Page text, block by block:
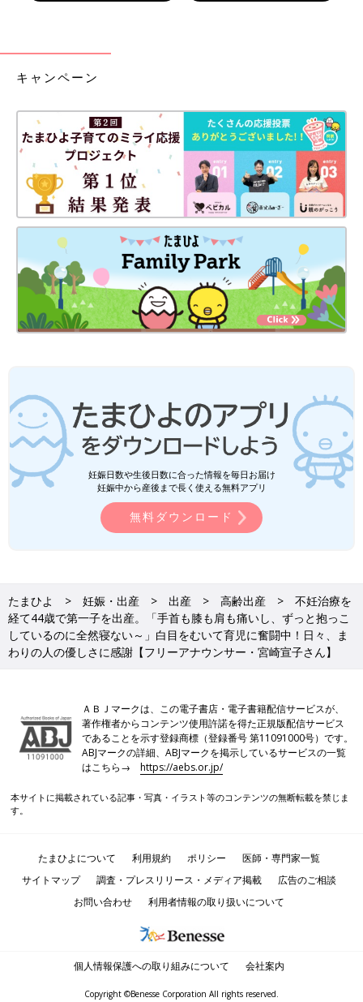
キャンペーン
妊娠日数や生後日数に合った情報を毎日お届け
妊娠中から産後まで長く使える無料アプリ
無料ダウンロード
たまひよ 妊娠・出産 出産 高齢出産
不妊治療を
経て44歳で第一子を出産。「手首も膝も肩も痛いし、ずっと抱っこ
しているのに全然寝ない～」白目をむいて育児に奮闘中！日々、ま
わりの人の優しさに感謝【フリーアナウンサー・宮崎宣子さん】
ＡＢＪマークは、この電子書店・電子書籍配信サービスが、
著作権者からコンテンツ使用許諾を得た正規版配信サービス
であることを示す登録商標（登録番号 第11091000号）です。
ABJマークの詳細、ABJマークを掲示しているサービスの一覧
はこちら→https://aebs.or.jp/
本サイトに掲載されている記事・写真・イラスト等のコンテンツの無断転載を禁じま
す。
たまひよについて 利用規約 ポリシー
医師・専門家一覧
サイトマップ
調査・プレスリリース・メディア掲載
広告のご相談
お問い合わせ
利用者情報の取り扱いについて
個人情報保護への取り組みについて 会社案内
Copyright ©Benesse Corporation All rights reserved.